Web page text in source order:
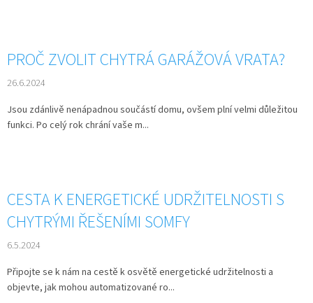
PROČ ZVOLIT CHYTRÁ GARÁŽOVÁ VRATA?
26.6.2024
Jsou zdánlivě nenápadnou součástí domu, ovšem plní velmi důležitou
funkci. Po celý rok chrání vaše m...
CESTA K ENERGETICKÉ UDRŽITELNOSTI S
CHYTRÝMI ŘEŠENÍMI SOMFY
6.5.2024
Připojte se k nám na cestě k osvětě energetické udržitelnosti a
objevte, jak mohou automatizované ro...